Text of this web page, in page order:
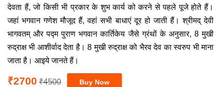
देवता हैं, जो किसी भी प्रकार के शुभ कार्य को करने से पहले पूजे होते हैं।
जहां भगवान गणेश मौजूद हैं, वहां सभी बाधाएं दूर हो जाती हैं। श्रीमद् देवी
भागवतम् और पद्म पुराण भगवान कार्तिकेय जैसे ग्रंथों के अनुसार, 8 मुखी
रुद्राक्ष भी आशीर्वाद देता है। 8 मुखी रुद्राक्ष को भैरव देव का स्वरुप भी माना
जाता है। आइये जानते हैं।
₹2700 ₹4500